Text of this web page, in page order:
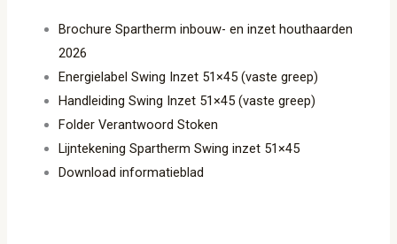
Brochure Spartherm inbouw- en inzet houthaarden
2026
Energielabel Swing Inzet 51×45 (vaste greep)
Handleiding Swing Inzet 51×45 (vaste greep)
Folder Verantwoord Stoken
Lijntekening Spartherm Swing inzet 51×45
Download informatieblad